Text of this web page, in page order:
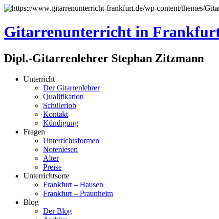
Gitarrenunterricht in
Dipl.-Gitarrenlehrer Stephan Zitzmann
Unterricht
Der Gitarrenlehrer
Qualifikation
Schülerlob
Kontakt
Kündigung
Fragen
Unterrichtsformen
Notenlesen
Alter
Preise
Unterrichtsorte
Frankfurt – Hausen
Frankfurt – Praunheim
Blog
Der Blog